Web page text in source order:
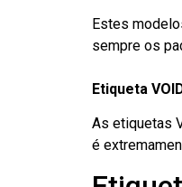
Estes
sempre os
Etiqueta
As etiquetas
é